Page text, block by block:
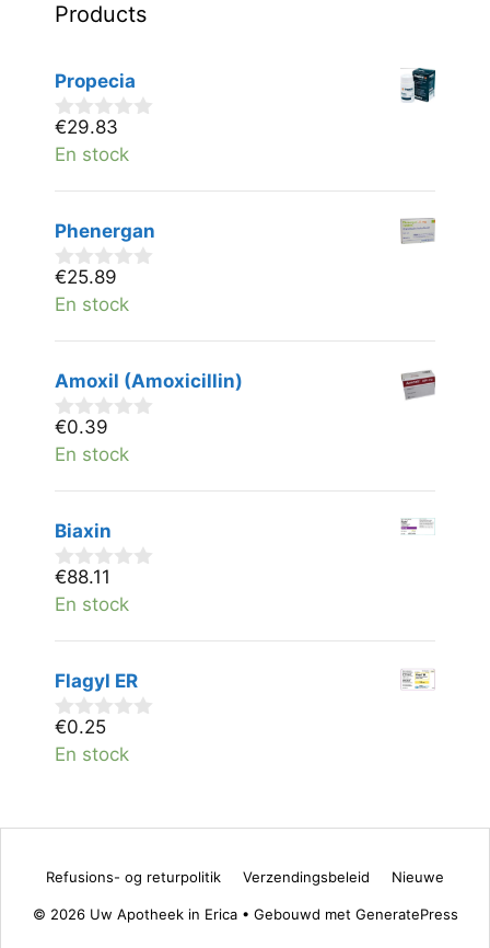
Products
Propecia
0
v
n
€29.83
En stock
Phenergan
0
v
n
€25.89
En stock
Amoxil (Amoxicillin)
0
v
n
€0.39
En stock
Biaxin
0
v
n
€88.11
En stock
Flagyl ER
0
v
€0.25
En stock
Refusions- og returpolitik Verzendingsbeleid Nieuwe
© 2026 Uw Apotheek in Erica• Gebouwd met GeneratePress